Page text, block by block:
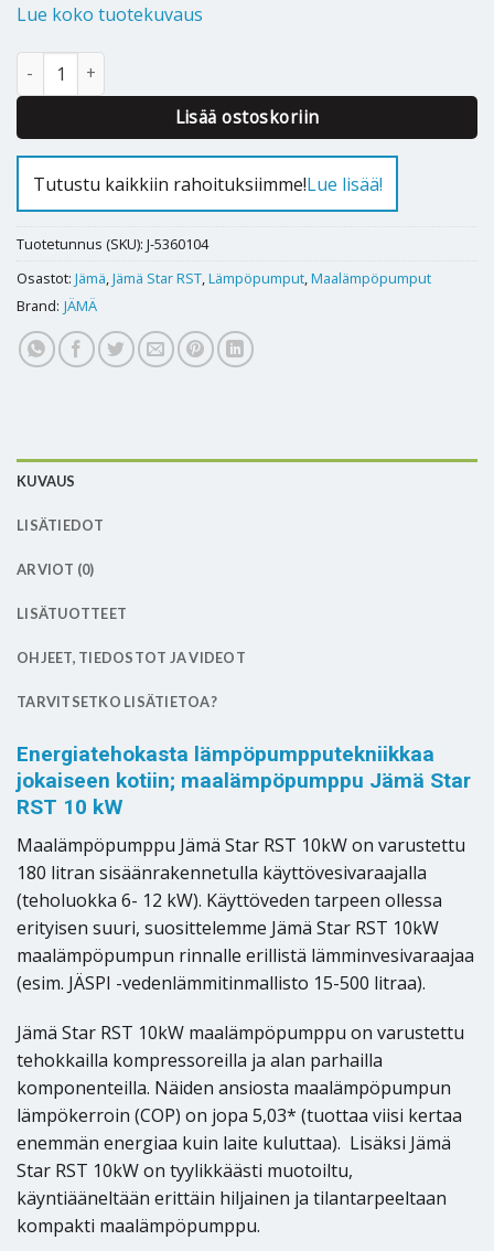
Lue koko tuotekuvaus
Maalämpöpumppu Jämä Star RST 10 kW määrä
Lisää ostoskoriin
Alternative:
Tutustu kaikkiin rahoituksiimme!Lue lisää!
Tuotetunnus (SKU): J-5360104
Osastot: Jämä,Jämä Star RST,Lämpöpumput,Maalämpöpumput
Brand: JÄMÄ
KUVAUS
LISÄTIEDOT
ARVIOT (0)
LISÄTUOTTEET
OHJEET, TIEDOSTOT JA VIDEOT
TARVITSETKO LISÄTIETOA?
Energiatehokasta lämpöpumpputekniikkaa
jokaiseen kotiin; maalämpöpumppu Jämä Star
RST 10 kW
Maalämpöpumppu Jämä Star RST 10kW on varustettu
180 litran sisäänrakennetulla käyttövesivaraajalla
(teholuokka 6- 12 kW). Käyttöveden tarpeen ollessa
erityisen suuri, suosittelemme Jämä Star RST 10kW
maalämpöpumpun rinnalle erillistä lämminvesivaraajaa
(esim. JÄSPI -vedenlämmitinmallisto 15-500 litraa).
Jämä Star RST 10kW maalämpöpumppu on varustettu
tehokkailla kompressoreilla ja alan parhailla
komponenteilla. Näiden ansiosta maalämpöpumpun
lämpökerroin (COP) on jopa 5,03* (tuottaa viisi kertaa
enemmän energiaa kuin laite kuluttaa). Lisäksi Jämä
Star RST 10kW on tyylikkäästi muotoiltu,
käyntiääneltään erittäin hiljainen ja tilantarpeeltaan
kompakti maalämpöpumppu.